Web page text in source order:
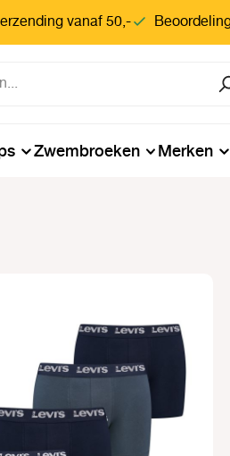
vanaf 50,-
Zwembroeken Merken